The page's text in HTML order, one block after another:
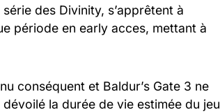
des Divinity, s’apprêtent à
période en early acces, mettant à
conséquent et Baldur’s Gate 3 ne
la durée de vie estimée du jeu